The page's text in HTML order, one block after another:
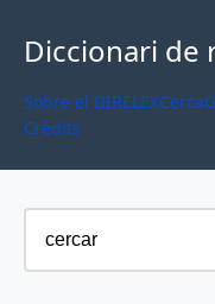
Diccionari de
Sobre el DIRELEXCerca
Crèdits